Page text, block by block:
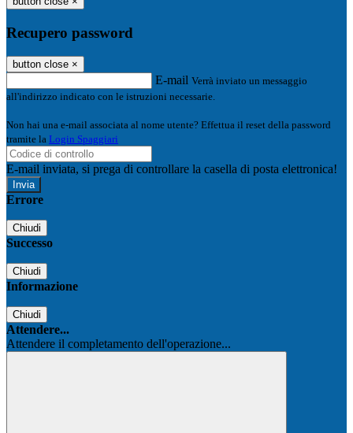
Recupero password
button close ×
E-mail Verrà inviato un messaggio
all'indirizzo indicato con le istruzioni necessarie.
Non hai una e-mail associata al nome utente? Effettua il reset della password
tramite la Login Spaggiari
E-mail inviata, si prega di controllare la casella di posta elettronica!
Errore
Chiudi
Successo
Chiudi
Informazione
Chiudi
Attendere...
Attendere il completamento dell'operazione...